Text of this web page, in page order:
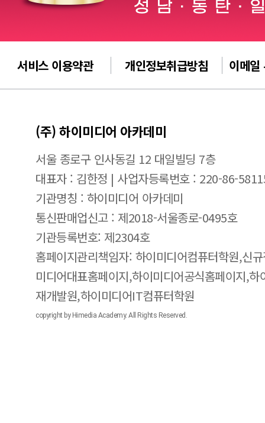
서비스 이용약관 개인정보취급방침 이메일
(주) 하이미디어 아카데미
서울 종로구 인사동길 12 대일빌딩 7층
대표자 : 김한정 | 사업자등록번호 : 220-86-
기관명칭 : 하이미디어 아카데미
통신판매업신고 : 제2018-서울종로-0495호
기관등록번호: 제2304호
홈페이지관리책임자: 하이미디어컴퓨터학원,신
미디어대표홈페이지,하이미디어공식홈페이지,
재개발원,하이미디어IT컴퓨터학원
copyright by Himedia Academy. All Rights Reserved.